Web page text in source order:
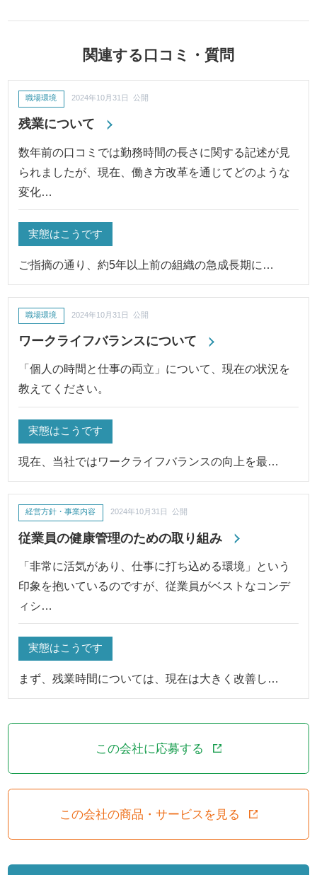
関連する口コミ・質問
残業について
職場環境 2024年10月31日 公開
数年前の口コミでは勤務時間の長さに関する記述が見
られましたが、現在、働き方改革を通じてどのような
変化…
実態はこうです
ご指摘の通り、約5年以上前の組織の急成長期に…
ワークライフバランスについて
職場環境 2024年10月31日 公開
「個人の時間と仕事の両立」について、現在の状況を
教えてください。
実態はこうです
現在、当社ではワークライフバランスの向上を最…
従業員の健康管理のための取り組み
経営方針・事業内容 2024年10月31日 公開
「非常に活気があり、仕事に打ち込める環境」という
印象を抱いているのですが、従業員がベストなコンデ
ィシ…
実態はこうです
まず、残業時間については、現在は大きく改善し…
この会社に応募する
この会社の商品・サービスを見る